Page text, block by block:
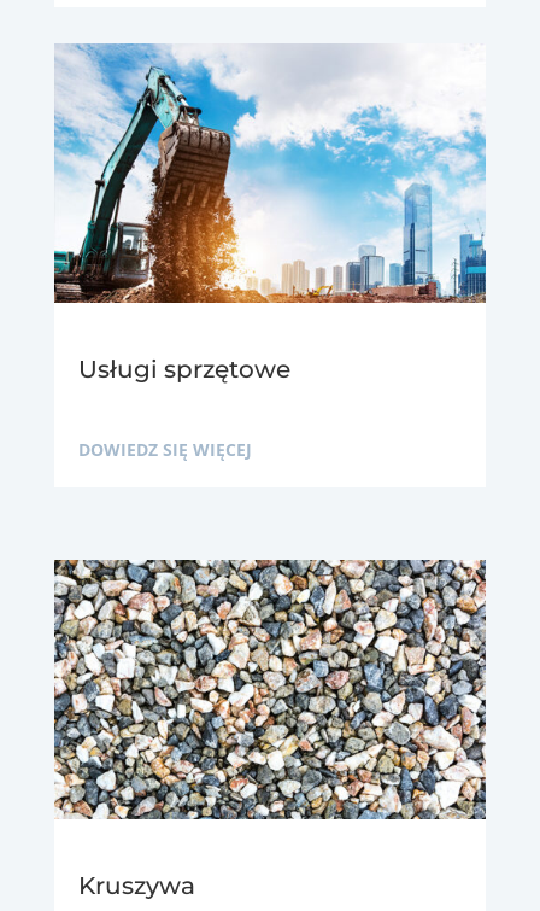
Usługi sprzętowe
DOWIEDZ SIĘ WIĘCEJ
Kruszywa